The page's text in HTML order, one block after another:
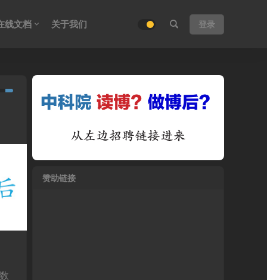
线文档 关于我们 登录
赞助链接